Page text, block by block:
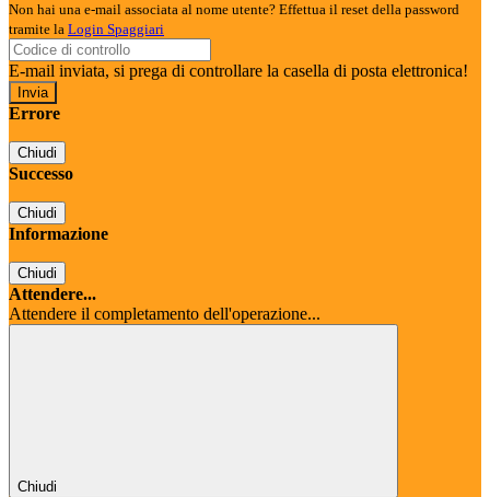
Non hai una e-mail associata al nome utente? Effettua il reset della password
tramite la Login Spaggiari
E-mail inviata, si prega di controllare la casella di posta elettronica!
Errore
Chiudi
Successo
Chiudi
Informazione
Chiudi
Attendere...
Attendere il completamento dell'operazione...
Chiudi